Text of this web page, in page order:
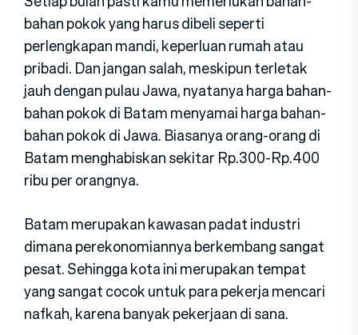
bahan pokok yang harus dibeli seperti
perlengkapan mandi, keperluan rumah atau
pribadi. Dan jangan salah, meskipun terletak
jauh dengan pulau Jawa, nyatanya harga bahan-
bahan pokok di Batam menyamai harga bahan-
bahan pokok di Jawa. Biasanya orang-orang di
Batam menghabiskan sekitar Rp.300-Rp.400
ribu per orangnya.
Batam merupakan kawasan padat industri
dimana perekonomiannya berkembang sangat
pesat. Sehingga kota ini merupakan tempat
yang sangat cocok untuk para pekerja mencari
nafkah, karena banyak pekerjaan di sana.